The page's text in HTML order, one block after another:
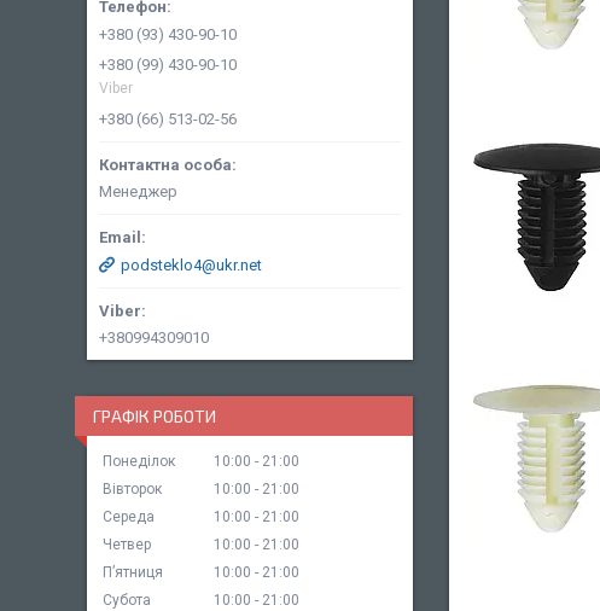
+380 (93) 430-90-10
+380 (99) 430-90-10
Viber
+380 (66) 513-02-56
Менеджер
podsteklo4@ukr.net
+380994309010
ГРАФІК РОБОТИ
Понеділок 10:00
21:00
Вівторок
10:00
21:00
Середа
10:00
21:00
Четвер
10:00
21:00
Пʼятниця
10:00
21:00
Субота
10:00
21:00